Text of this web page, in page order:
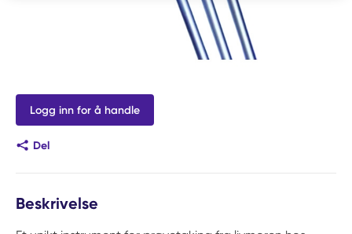
Logg inn for å handle
Del
Beskrivelse